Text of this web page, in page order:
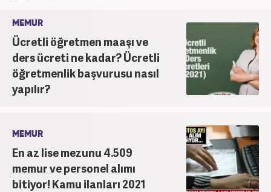
MEMUR
Ücretli öğretmen maaşı ve
ders ücreti ne kadar? Ücretli
öğretmenlik başvurusu nasıl
yapılır?
MEMUR
En az lise mezunu 4.509
memur ve personel alımı
bitiyor! Kamu ilanları 2021